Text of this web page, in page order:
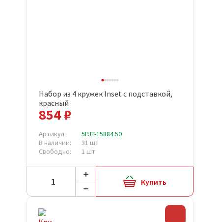
Набор из 4 кружек Inset с подставкой,
красный
854 ₽
Артикул:
5PJT-15884.50
В наличии:
31 шт
Свободно:
1 шт
Купить